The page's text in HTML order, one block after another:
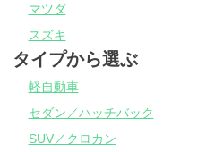
マツダ
スズキ
タイプから選ぶ
軽自動車
セダン／ハッチバック
SUV／クロカン